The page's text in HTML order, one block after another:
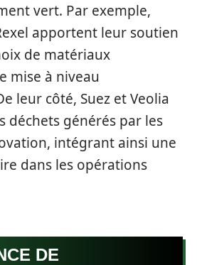
vert. Par exemple,
apportent leur soutien
de matériaux
mise à niveau
leur côté, Suez et Veolia
déchets générés par les
intégrant ainsi une
dans les opérations
DE